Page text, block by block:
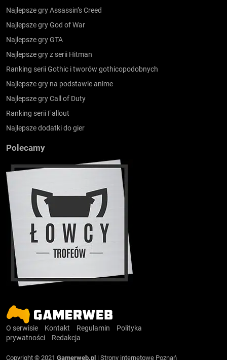
Najlepsze gry Assassin’s Creed
Najlepsze gry God of War
Najlepsze gry GTA
Najlepsze gry z serii Hitman
Ranking serii Gothic i tworów gothicopodobnych
Najlepsze gry na podstawie anime
Najlepsze gry Call of Duty
Ranking serii Fallout
Najlepsze dodatki do gier
Polecamy
O serwisie Kontakt Regulamin
Polityka
prywatności
Redakcja
Copyright © 2021 Gamerweb.pl | Strony internetowe Poznań